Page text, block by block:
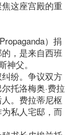
这座宫殿的重
）捐
，是来自西班
神父。
纷。争议双方
托洛梅奥·费拉
。费拉蒂尼枢
私人宅邸，而